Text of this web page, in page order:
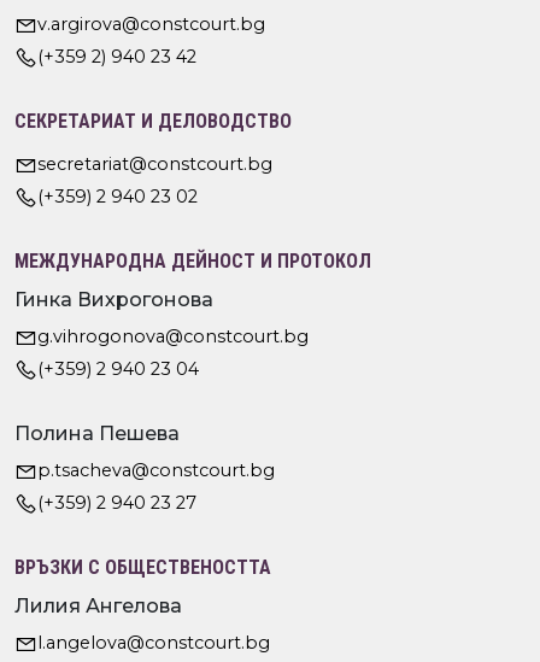
v.argirova@constcourt.bg
(+359 2) 940 23 42
СЕКРЕТАРИАТ И ДЕЛОВОДСТВО
secretariat@constcourt.bg
(+359) 2 940 23 02
МЕЖДУНАРОДНА ДЕЙНОСТ И ПРОТОКОЛ
Гинка Вихрогонова
g.vihrogonova@constcourt.bg
(+359) 2 940 23 04
Полина Пешева
p.tsacheva@constcourt.bg
(+359) 2 940 23 27
ВРЪЗКИ С ОБЩЕСТВЕНОСТТА
Лилия Ангелова
l.angelova@constcourt.bg